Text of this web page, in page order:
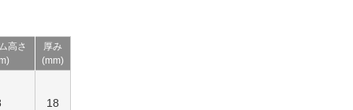
高さ
厚み
(mm)
18